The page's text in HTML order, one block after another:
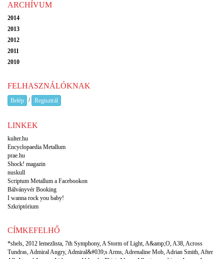
ARCHÍVUM
2014
2013
2012
2011
2010
FELHASZNÁLÓKNAK
Belép / Regisztrál
LINKEK
kulter.hu
Encyclopaedia Metallum
prae.hu
Shock! magazin
nuskull
Scriptum Metallum a Facebookon
Bálványvér Booking
I wanna rock you baby!
Szkriptórium
CÍMKEFELHŐ
*shels, 2012 lemezlista, 7th Symphony,A Storm of Light,A&amp;O,A38,Across
Tundras,Admiral Angry,Admiral&#039;s Arms,Adrenaline Mob,Adrian Smith,After